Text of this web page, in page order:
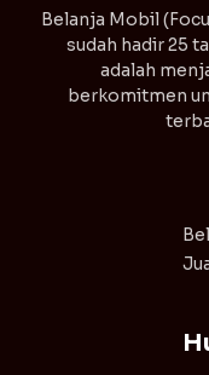
⁠Belanja Mobil
sudah hadir 25
adalah
berkomitmen